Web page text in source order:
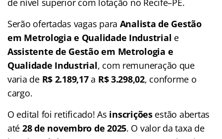
de nível superior com lotação no Recife–PE.
Serão ofertadas vagas para Analista de Gestão
em Metrologia e Qualidade Industrial e
Assistente de Gestão em Metrologia e
Qualidade Industrial, com remuneração que
varia de R$ 2.189,17a R$ 3.298,02, conforme o
cargo.
O edital foi retificado! As inscrições estão abertas
até 28 de novembro de 2025. O valor da taxa de